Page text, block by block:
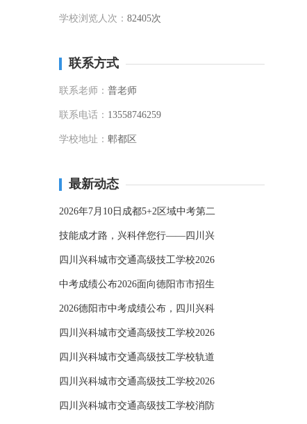
学校浏览人次： 82405次
联系方式
联系老师： 普老师
联系电话： 13558746259
学校地址： 郫都区
最新动态
2026年7月10日成都5+2区域中考第二
技能成才路，兴科伴您行——四川兴
四川兴科城市交通高级技工学校2026
中考成绩公布2026面向德阳市市招生
2026德阳市中考成绩公布，四川兴科
四川兴科城市交通高级技工学校2026
四川兴科城市交通高级技工学校轨道
四川兴科城市交通高级技工学校2026
四川兴科城市交通高级技工学校消防